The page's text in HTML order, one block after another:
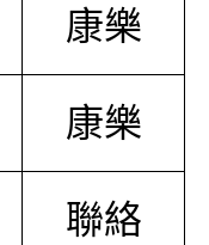
康樂
康樂
聯絡